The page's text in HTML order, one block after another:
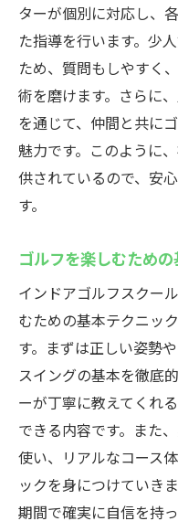
シミュレータ
インドアで楽
シミュレーシ
初心者大歓迎藤
スクールウテミル
初心者に優
ター
初めてでも楽
24時間営業の
心強い初心者
天候に左右され
沢駅近く
雨の日も関係
四季を問わな
気温に左右さ
ターが個別に対応し、
た指導を行います。少
ため、質問もしやすく
術を磨けます。さらに
を通じて、仲間と共に
魅力です。このように
供されているので、安
す。
ゴルフを楽しむため
インドアゴルフスクー
むための基本テクニッ
す。まずは正しい姿勢
スイングの基本を徹底
ーが丁寧に教えてくれ
できる内容です。また
使い、リアルなコース
ックを身につけていき
期間で確実に自信を持